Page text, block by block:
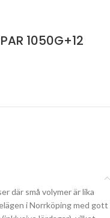
1050G+12
där små volymer är lika
i Norrköping med gott